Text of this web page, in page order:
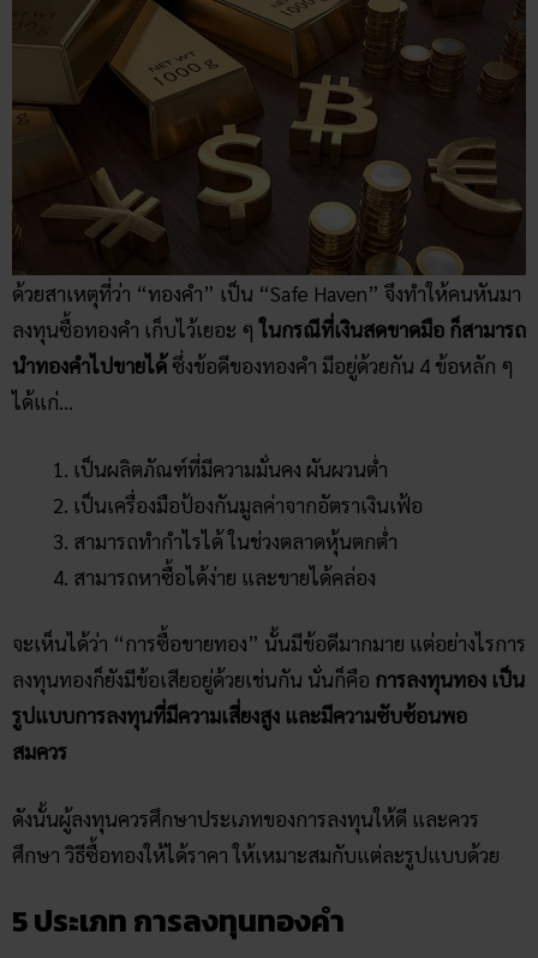
ด้วยสาเหตุที่ว่า “ทองคำ” เป็น “Safe Haven” จึงทำให้คนหันมา
ลงทุนซื้อทองคำ เก็บไว้เยอะ ๆในกรณีที่เงินสดขาดมือ ก็สามารถ
นำทองคำไปขายได้ ซึ่งข้อดีของทองคำ มีอยู่ด้วยกัน 4 ข้อหลัก ๆ
ได้แก่…
เป็นผลิตภัณฑ์ที่มีความมั่นคง ผันผวนต่ำ
เป็นเครื่องมือป้องกันมูลค่าจากอัตราเงินเฟ้อ
สามารถทำกำไรได้ ในช่วงตลาดหุ้นตกต่ำ
สามารถหาซื้อได้ง่าย และขายได้คล่อง
จะเห็นได้ว่า “การซื้อขายทอง” นั้นมีข้อดีมากมาย แต่อย่างไรการ
ลงทุนทองก็ยังมีข้อเสียอยู่ด้วยเช่นกัน นั่นก็คือ การลงทุนทอง เป็น
รูปแบบการลงทุนที่มีความเสี่ยงสูง และมีความซับซ้อนพอ
สมควร
ดังนั้นผู้ลงทุนควรศึกษาประเภทของการลงทุนให้ดี และควร
ศึกษา วิธีซื้อทองให้ได้ราคา ให้เหมาะสมกับแต่ละรูปแบบด้วย
5 ประเภท การลงทุนทองคำ